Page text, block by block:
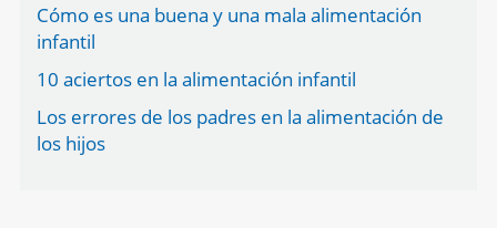
Cómo es una buena y una mala alimentación
infantil
10 aciertos en la alimentación infantil
Los errores de los padres en la alimentación de
los hijos